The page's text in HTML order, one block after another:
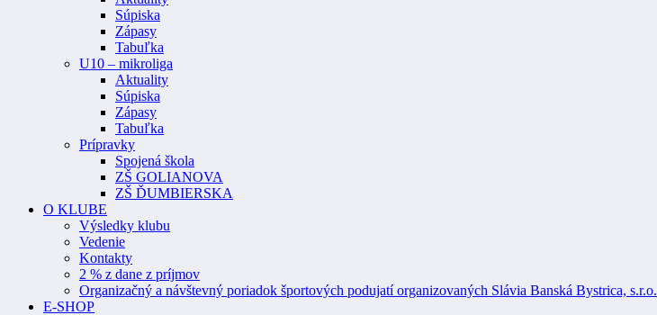
Súpiska
Zápasy
Tabuľka
U10 – mikroliga
Aktuality
Súpiska
Zápasy
Tabuľka
Prípravky
Spojená škola
ZŠ GOLIANOVA
ZŠ ĎUMBIERSKA
O KLUBE
Výsledky klubu
Vedenie
Kontakty
2 % z dane z príjmov
Organizačný a návštevný poriadok športových podujatí organizovaných Slávia Banská Bystrica, s.r.o.
E-SHOP